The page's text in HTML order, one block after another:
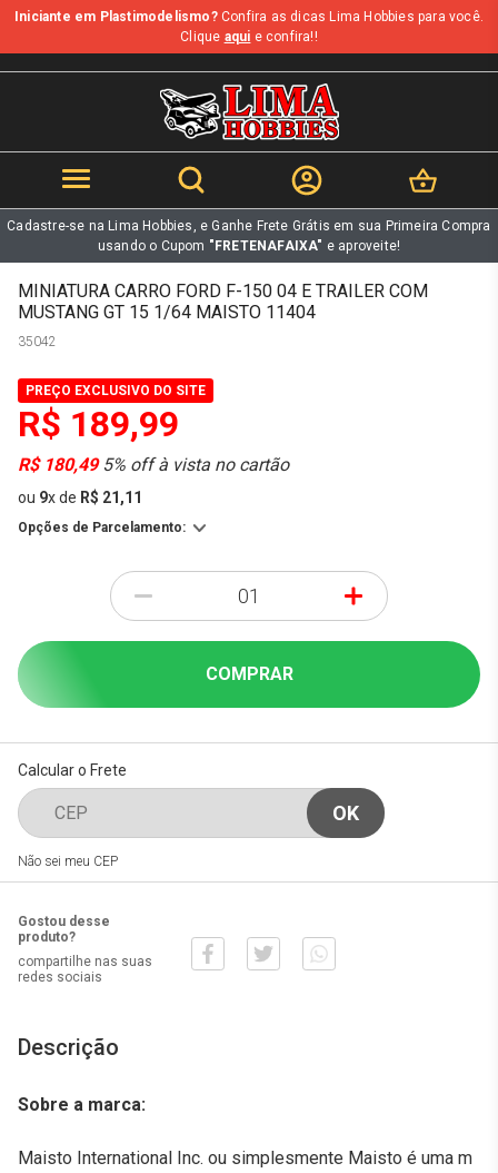
b
Iniciante em Plastimodelismo?Confira as dicas Lima Hobbies para você.
Clique aqui e confira!!
Cadastre-se na Lima Hobbies, e Ganhe Frete Grátis em sua Primeira Compra
usando o Cupom "FRETENAFAIXA" e aproveite!
MINIATURA CARRO FORD F-150 04 E TRAILER COM
MUSTANG GT 15 1/64 MAISTO 11404
35042
PREÇO EXCLUSIVO DO SITE
R$ 189,99
R$ 180,495% off à vista no cartão
ou 9xde R$ 21,11
Opções de Parcelamento:
- +
COMPRAR
Calcular o Frete
Não sei meu CEP
Gostou desse
produto?
compartilhe nas suas
redes sociais
Descrição
Sobre a marca:
Maisto International Inc. ou simplesmente Maisto é uma m